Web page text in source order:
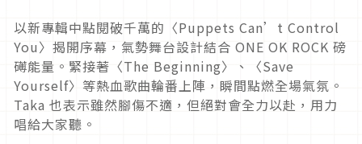
以新專輯中點閱破千萬的〈Puppets Can’t Control
You〉揭開序幕，氣勢舞台設計結合 ONE OK ROCK 磅
礡能量。緊接著〈The Beginning〉、〈Save
Yourself〉等熱血歌曲輪番上陣，瞬間點燃全場氣氛。
Taka 也表示雖然腳傷不適，但絕對會全力以赴，用力
唱給大家聽。